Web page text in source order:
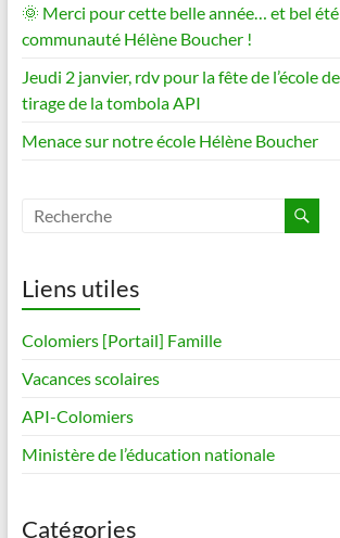
🌞 Merci pour cette belle année… et bel
communauté Hélène Boucher !
Jeudi 2 janvier, rdv pour la fête de l’école
tirage de la tombola API
Menace sur notre école Hélène Boucher
Liens utiles
Colomiers [Portail] Famille
Vacances scolaires
API-Colomiers
Ministère de l’éducation nationale
Catégories